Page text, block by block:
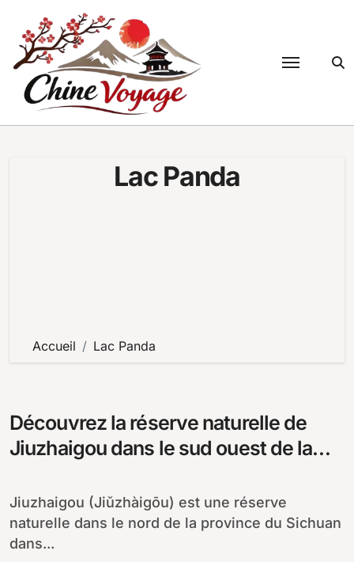
contenu
Lac Panda
Accueil Lac Panda
Découvrez la réserve naturelle de
Jiuzhaigou dans le sud ouest de la
Jiuzhaigou (Jiǔzhàigōu) est une réserve
naturelle dans le nord de la province du Sichuan
dans...